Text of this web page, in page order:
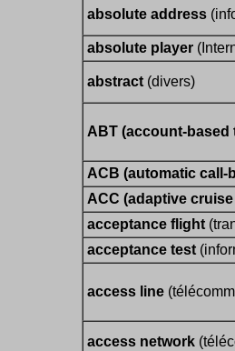
absolute address
absolute player
abstract (divers)
ABT (account-based
ACB (automatic call-
ACC (adaptive
acceptance flight
acceptance test
access line
access network